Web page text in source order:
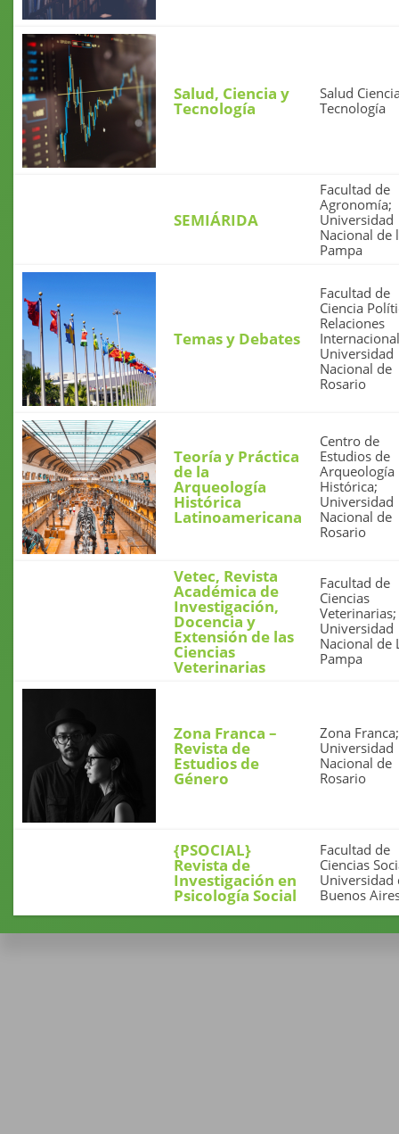
Salud, Ciencia y
Tecnología
Salud
Tecnología
SEMIÁRIDA
Facultad de
Agronomía;
Universidad
Nacional de
Pampa
Temas y Debates
Facultad de
Ciencia
Relaciones
Universidad
Nacional de
Rosario
Teoría y Práctica
de la
Arqueología
Histórica
Latinoamericana
Centro de
Estudios de
Arqueología
Histórica;
Universidad
Nacional de
Rosario
Vetec, Revista
Académica de
Investigación,
Docencia y
Extensión de las
Ciencias
Veterinarias
Facultad de
Ciencias
Veterinarias;
Universidad
Nacional de
Pampa
Zona Franca –
Revista de
Estudios de
Género
Zona Franca;
Universidad
Nacional de
Rosario
{PSOCIAL}
Revista de
Investigación en
Psicología Social
Facultad de
Ciencias
Universidad
Buenos